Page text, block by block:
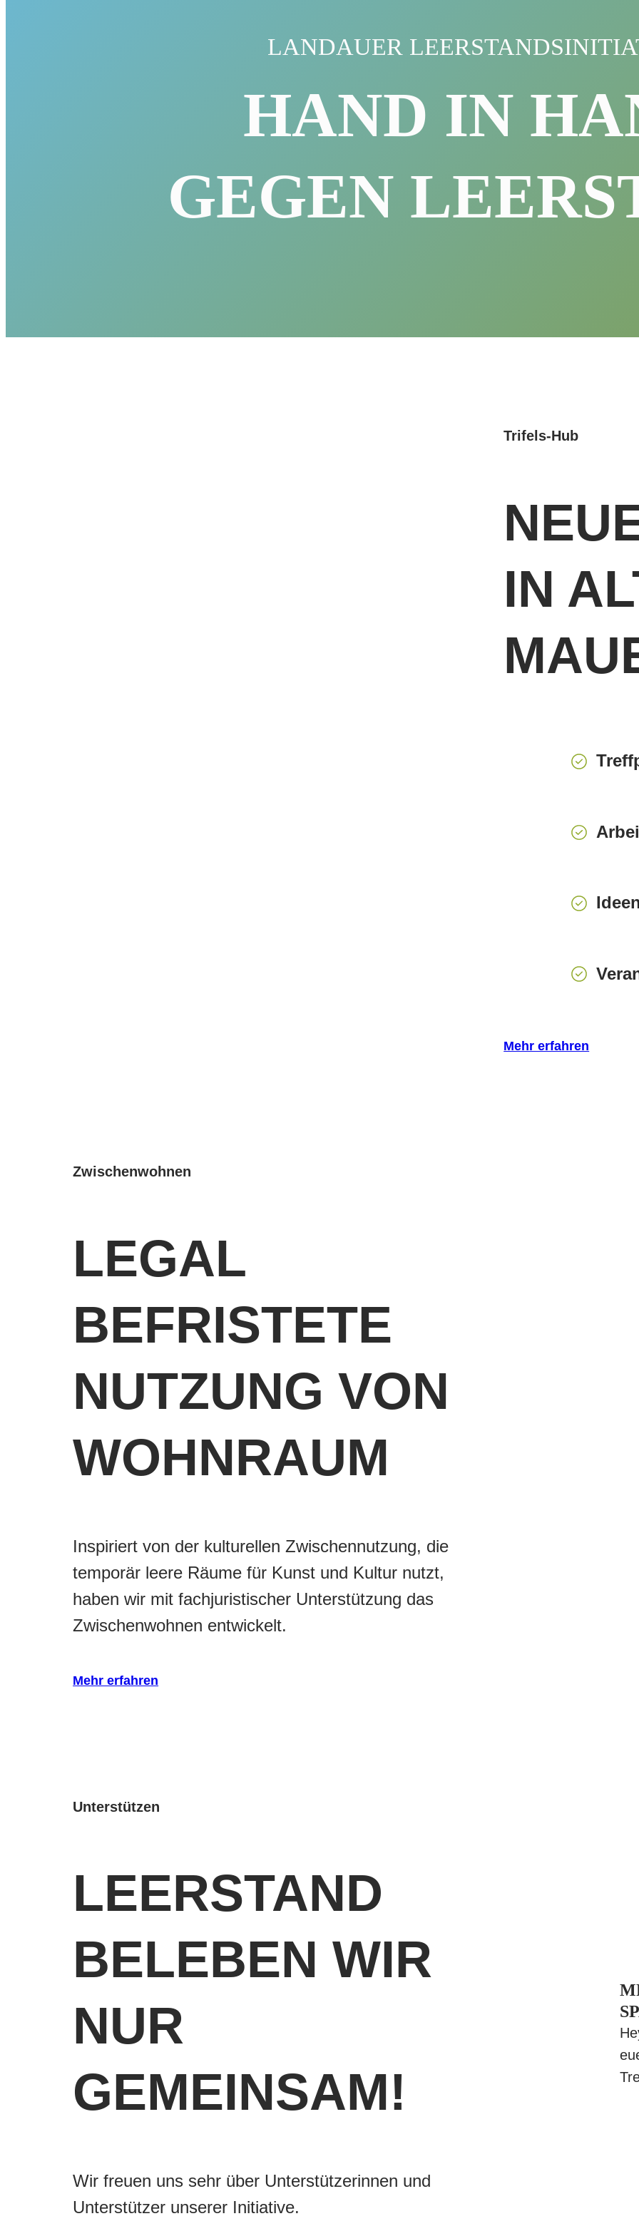
LANDAUER
HAND IN
GEGEN
Trifels-Hub
IN
Mehr erfahren
Zwischenwohnen
LEGAL
BEFRISTETE
NUTZUNG VON
WOHNRAUM
Inspiriert von der kulturellen Zwischennutzung, die
temporär leere Räume für Kunst und Kultur nutzt,
haben wir mit fachjuristischer Unterstützung das
Zwischenwohnen entwickelt.
Mehr erfahren
Unterstützen
LEERSTAND
BELEBEN WIR
NUR
GEMEINSAM!
Wir freuen uns sehr über Unterstützerinnen und
Unterstützer unserer Initiative.